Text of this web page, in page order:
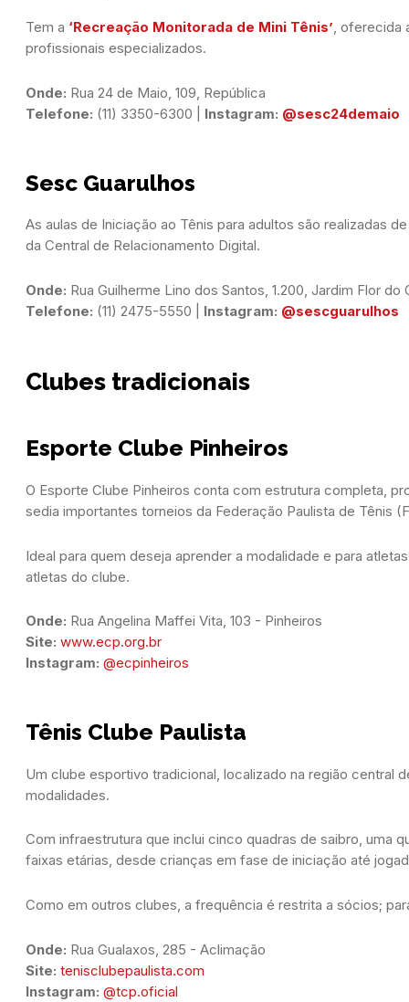
Tem a ‘Recreação Monitorada de Mini Tênis’, oferecida
profissionais especializados.
Onde:
Telefone: (11) 3350-6300 | Instagram: @sesc24demaio
Sesc Guarulhos
As aulas de Iniciação ao Tênis para adultos são realizadas
da Central de Relacionamento Digital.
Onde:
Telefone: (11) 2475-5550 | Instagram: @sescguarulhos
Clubes tradicionais
Esporte Clube Pinheiros
O Esporte Clube Pinheiros conta com estrutura completa,
sedia importantes torneios da Federação Paulista de Tênis
Ideal para quem deseja aprender a modalidade e para
atletas do clube.
Onde: Rua Angelina Maffei Vita, 103 - Pinheiros
Site: www.ecp.org.br
Instagram: @ecpinheiros
Tênis Clube Paulista
Um clube esportivo tradicional, localizado na região central
modalidades.
Com infraestrutura que inclui cinco quadras de saibro, uma
faixas etárias, desde crianças em fase de iniciação até
Como em outros clubes, a frequência é restrita a sócios;
Onde: Rua Gualaxos, 285 - Aclimação
Site: tenisclubepaulista.com
Instagram: @tcp.oficial